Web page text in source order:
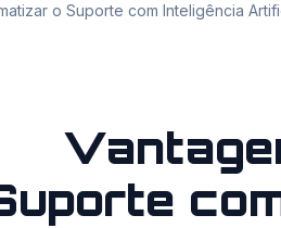
o Suporte com Inteligência